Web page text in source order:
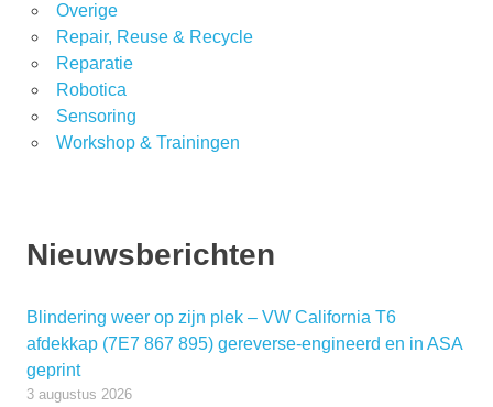
Overige
Repair, Reuse & Recycle
Reparatie
Robotica
Sensoring
Workshop & Trainingen
Nieuwsberichten
Blindering weer op zijn plek – VW California T6
afdekkap (7E7 867 895) gereverse-engineerd en in ASA
geprint
3 augustus 2026